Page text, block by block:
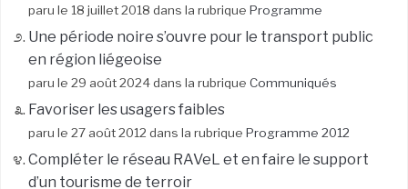
paru le 18 juillet 2018 dans la rubrique Programme
Une période noire s’ouvre pour le transport public
en région liégeoise
paru le 29 août 2024 dans la rubrique Communiqués
Favoriser les usagers faibles
paru le 27 août 2012 dans la rubrique Programme 2012
Compléter le réseau RAVeL et en faire le support
d’un tourisme de terroir